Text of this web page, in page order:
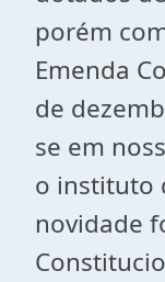
porém
Emenda
de
se em
o instituto
novidade